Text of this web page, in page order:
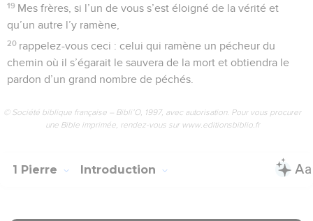
19 Mes frères, si l’un de vous s’est éloigné de la vérité et
qu’un autre l’y ramène,
20 rappelez-vous ceci : celui qui ramène un pécheur du
chemin où il s’égarait le sauvera de la mort et obtiendra le
pardon d’un grand nombre de péchés.
© Société biblique française – Bibli’O, 1997, avec autorisation. Pour vous procurer
une Bible imprimée, rendez-vous sur www.editionsbiblio.fr
1 Pierre Introduction